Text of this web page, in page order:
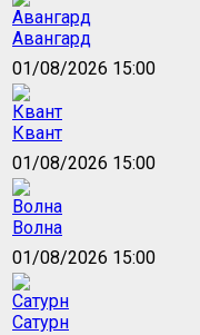
Авангард
01/08/2026 15:00
Квант
01/08/2026 15:00
Волна
01/08/2026 15:00
Сатурн